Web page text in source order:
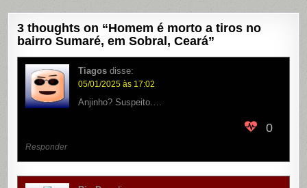
3 thoughts on “Homem é morto a tiros no
bairro Sumaré, em Sobral, Ceará”
Tiagos disse:
05/01/2025 às 17:02
Anjinho? Suspeito….
0
Responder